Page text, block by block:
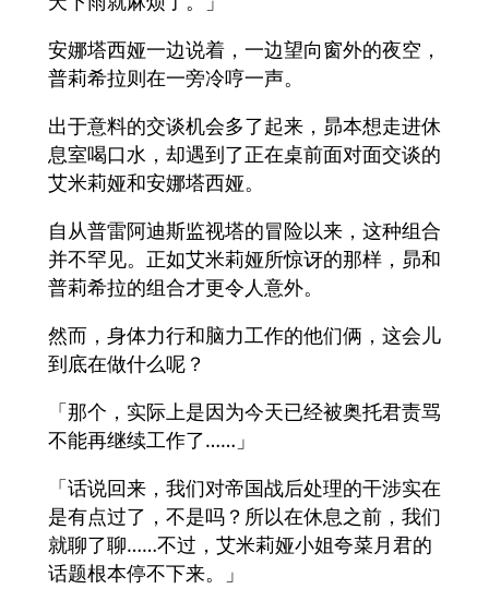
安娜塔西娅一边说着，一边望向窗外的夜空，
普莉希拉则在一旁冷哼一声。
出于意料的交谈机会多了起来，昴本想走进休
息室喝口水，却遇到了正在桌前面对面交谈的
艾米莉娅和安娜塔西娅。
自从普雷阿迪斯监视塔的冒险以来，这种组合
并不罕见。正如艾米莉娅所惊讶的那样，昴和
普莉希拉的组合才更令人意外。
然而，身体力行和脑力工作的他们俩，这会儿
到底在做什么呢？
「那个，实际上是因为今天已经被奥托君责骂
不能再继续工作了……」
「话说回来，我们对帝国战后处理的干涉实在
是有点过了，不是吗？所以在休息之前，我们
就聊了聊……不过，艾米莉娅小姐夸菜月君的
话题根本停不下来。」